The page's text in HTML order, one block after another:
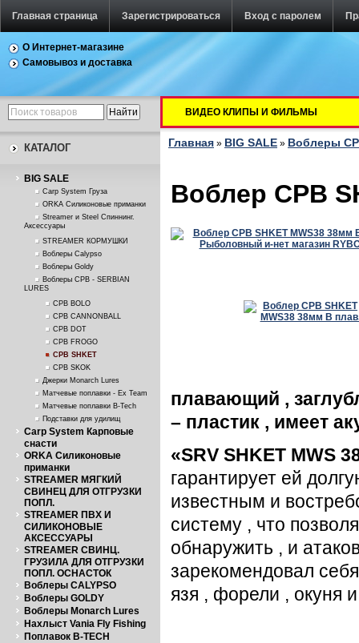
Главная страница Зарегистрироваться Вход с паролем
О Интернет-магазине
Самовывоз и доставка
КАТАЛОГ
BIG SALE
Carp System Груза
ORKA Силиконовые приманки
Streamer и Steel Спиннинг.
Аксессуары
STREAMER КОРМУШКИ
Воблеры Calypso
Воблеры Goldy
Воблеры СРВ - SERBIAN
LURES
CPB BOLO
CPB CANNONBALL
CPB DOT
CPB FROGO
CPB SHKET
CPB SKOK
Джерки Monarch Lures
Матчевые поплавки - Ex Team
Матчевые поплавки B-Tech
Подставки для удилищ
Carp System Карповые
снасти
ORKA Силиконовые
приманки
STREAMER МЯГКИЙ
СВИНЕЦ ДЛЯ ОТГРУЗКИ
ПОПЛ.
STREAMER ПВХ И
СИЛИКОНОВЫЕ
АКСЕССУАРЫ
STREAMER СВИНЦ.
ГРУЗИЛА ДЛЯ ОТГРУЗКИ
ПОПЛ. ОСНАСТОК
Воблеры CALYPSO
Воблеры GOLDY
Воблеры Monarch Lures
Нахлыст Vania Fly Fishing
Поплавок B-TECH
ВИДЕО КЛИПЫ И ФИЛЬМЫ
Главная » BIG SALE » Воблеры
Воблер CPB
плавающий ,
– пластик , имеет
«SRV SHKET MWS
гарантирует ей
известным и
систему , что
обнаружить , и
зарекомендовал
язя , форели , окуня